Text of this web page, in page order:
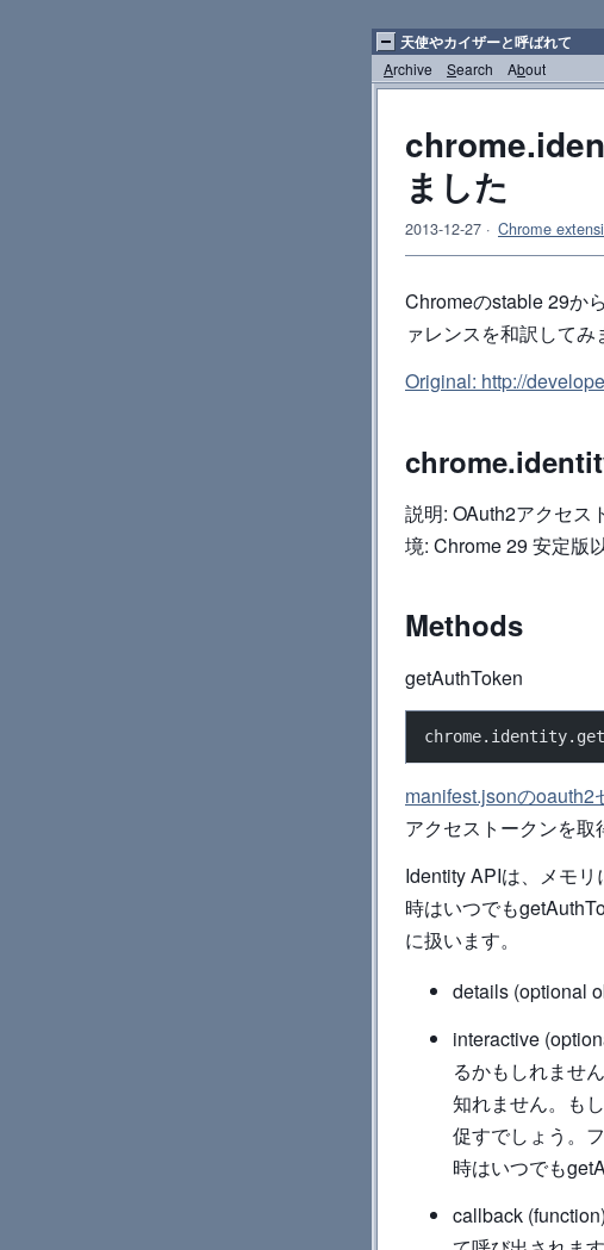
天使やカイザーと呼ばれて
Archive Search About
ました
2013-12-27 · Chrome
Chromeのstable 29か
ァレンスを和訳してみ
Original: http://
説明: OAuth2アクセス
境: Chrome 29 安定版
Methods
getAuthToken
manifest.jsonのoauth2
アクセストークンを取
Identity APIは、メモ
時はいつでも
に扱います。
details (optional
interactive
るかもしれませ
知れません。も
促すでしょう。
時はいつでも
callback